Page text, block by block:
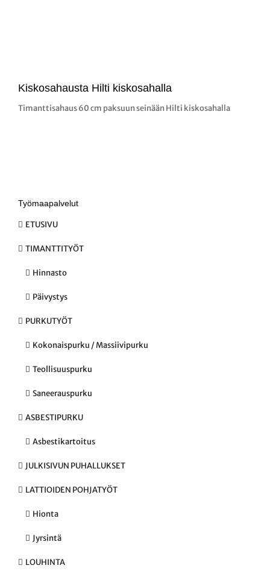
Kiskosahausta Hilti kiskosahalla
Timanttisahaus 60 cm paksuun seinään Hilti kiskosahalla
Työmaapalvelut
ETUSIVU
TIMANTTITYÖT
Hinnasto
Päivystys
PURKUTYÖT
Kokonaispurku / Massiivipurku
Teollisuuspurku
Saneerauspurku
ASBESTIPURKU
Asbestikartoitus
JULKISIVUN PUHALLUKSET
LATTIOIDEN POHJATYÖT
Hionta
Jyrsintä
LOUHINTA